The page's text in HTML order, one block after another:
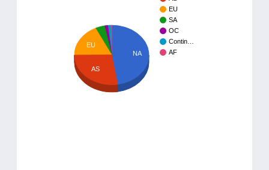
EU
SA
OC
Contin…
AF
NA
EU
AS